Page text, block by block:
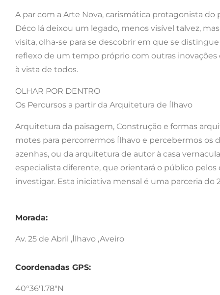
A par com a Arte Nova, carismática protagonista
Déco lá deixou um legado, menos visível talvez,
visita, olha-se para se descobrir em que se
reflexo de um tempo próprio com outras
à vista de todos.
OLHAR POR DENTRO
Os Percursos a partir da Arquitetura de Ílhavo
Arquitetura da paisagem, Construção e formas
motes para percorrermos Ílhavo e percebermos os
azenhas, ou da arquitetura de autor à casa
especialista diferente, que orientará o público
investigar. Esta iniciativa mensal é uma parceria do
Morada:
Av. 25 de Abril ,Ílhavo ,Aveiro
Coordenadas GPS:
40°36'1.78"N